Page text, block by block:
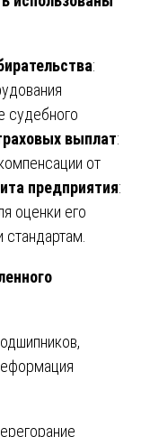
:
судебного
выплат:
от
предприятия:
оценки его